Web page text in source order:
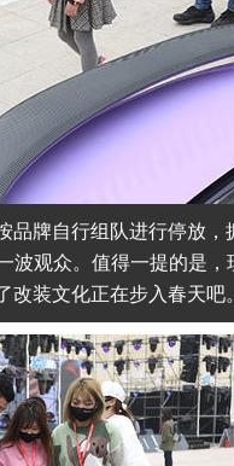
品牌自行组队进行停放
波观众。值得一提的是
装文化正在步入春天吧。